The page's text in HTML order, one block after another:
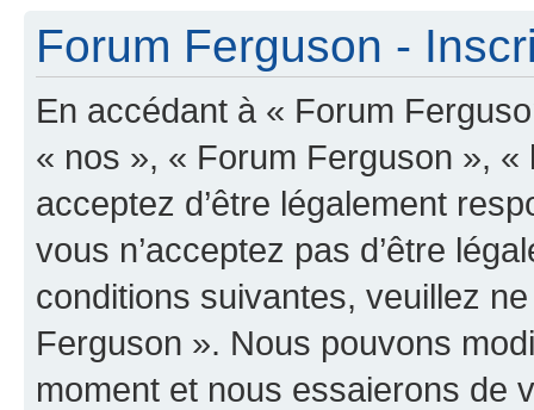
Forum Ferguson -
En accédant à « Forum
« nos », « Forum Ferguson »,
acceptez d’être légalement
vous n’acceptez pas d’être
conditions suivantes, veuillez
Ferguson ». Nous pouvons
moment et nous essaierons de